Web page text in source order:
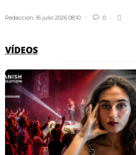
Redaccion 16 julio 2026 08:10 0
VÍDEOS